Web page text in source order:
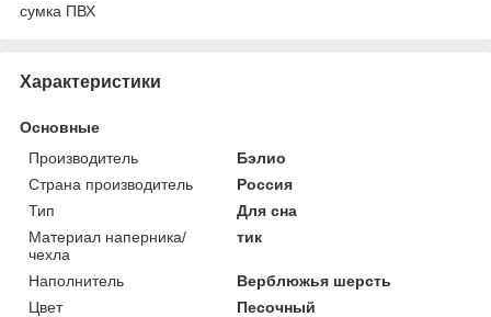
сумка ПВХ
Характеристики
Основные
Производитель
Бэлио
Страна производитель
Россия
Тип
Для сна
Материал наперника/
чехла
тик
Наполнитель
Верблюжья шерсть
Цвет
Песочный